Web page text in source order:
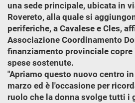
una sede principale, ubicata in
Rovereto, alla quale si
periferiche, a Cavalese e Cles,
Associazione Coordinamento
finanziamento provinciale
spese sostenute.
"Apriamo questo nuovo centro
marzo ed è l'occasione per
ruolo che la donna svolge tutti i